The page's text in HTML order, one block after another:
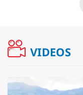
VIDEOS